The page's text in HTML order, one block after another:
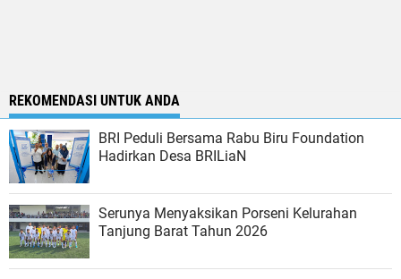
REKOMENDASI UNTUK ANDA
BRI Peduli Bersama Rabu Biru Foundation
Hadirkan Desa BRILiaN
Serunya Menyaksikan Porseni Kelurahan
Tanjung Barat Tahun 2026